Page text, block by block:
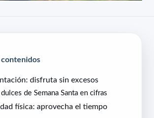
contenidos
disfruta sin excesos
dulces de Semana Santa en cifras
física: aprovecha el tiempo